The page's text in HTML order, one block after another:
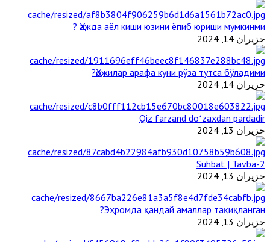
Ҳажда аёл киши юзини ёпиб юриши мумкинми ?
حزيران 14, 2024
Ҳожилар арафа куни рўза тутса бўладими?
حزيران 14, 2024
Qiz farzand doʻzaxdan pardadir
حزيران 13, 2024
2-Suhbat | Tavba
حزيران 13, 2024
Эҳромда қандай амаллар тақиқланган?
حزيران 13, 2024